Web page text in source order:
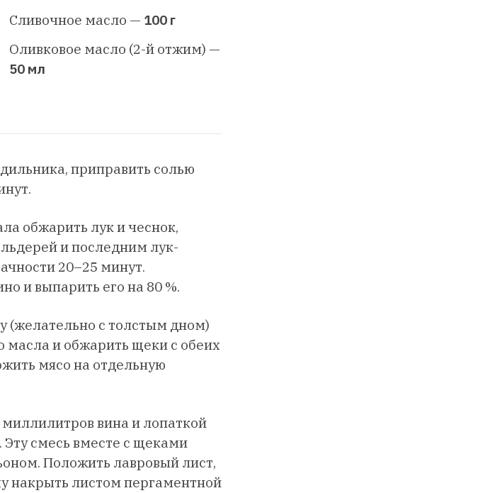
Сливочное масло — 100 г
Оливковое масло (2-й отжим) —
50 мл
приправить солью
обжарить лук и чеснок,
и последним лук-
20–25 минут.
и выпарить его на 80 %.
(желательно с толстым дном)
масла и обжарить щеки с обеих
мясо на отдельную
миллилитров вина и лопаткой
Эту смесь вместе с щеками
Положить лавровый лист,
накрыть листом пергаментной